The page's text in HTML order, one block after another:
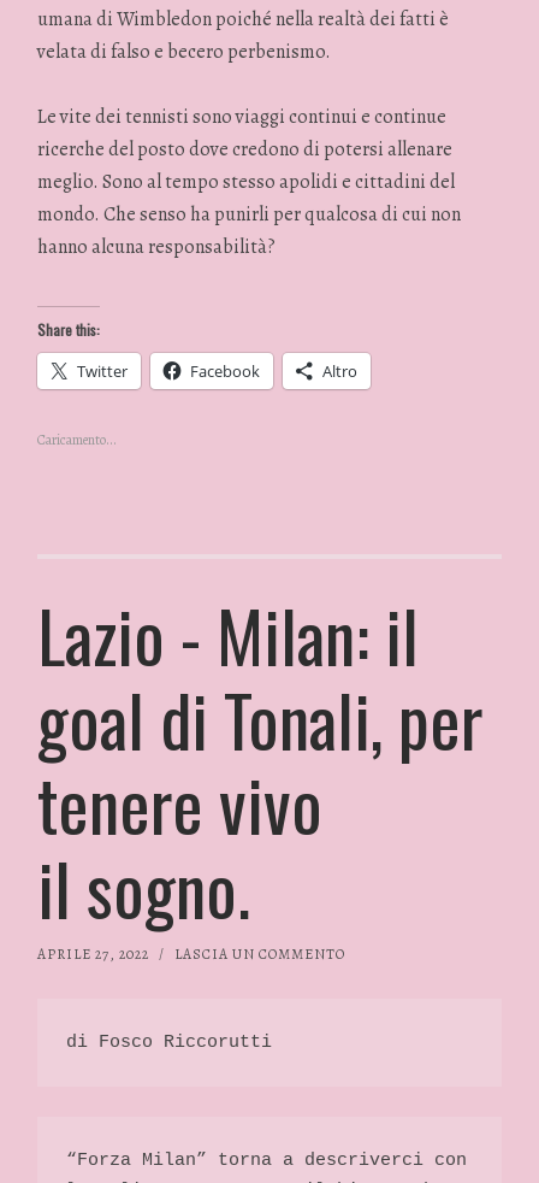
umana di Wimbledon poiché nella realtà dei fatti è
velata di falso e becero perbenismo.
Le vite dei tennisti sono viaggi continui e continue
ricerche del posto dove credono di potersi allenare
meglio. Sono al tempo stesso apolidi e cittadini del
mondo. Che senso ha punirli per qualcosa di cui non
hanno alcuna responsabilità?
Share this:
Twitter Facebook Altro
Caricamento...
Lazio - Milan: il
goal di Tonali, per
tenere vivo
il sogno.
APRILE 27, 2022 / LASCIA UN COMMENTO
di Fosco Riccorutti
“Forza Milan” torna a descriverci con